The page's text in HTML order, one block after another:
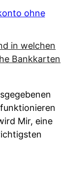
ohne
Mir, eine